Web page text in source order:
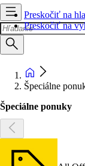
Preskočiť na
Preskočiť na
Špeciálne
Špeciálne ponuky